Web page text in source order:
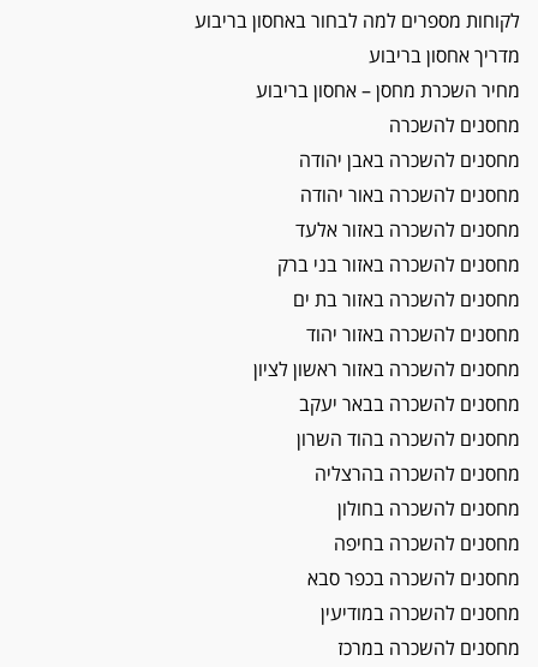
לקוחות מספרים למה לבחור באחסון בריבוע
מדריך אחסון בריבוע
מחיר השכרת מחסן – אחסון בריבוע
מחסנים להשכרה
מחסנים להשכרה באבן יהודה
מחסנים להשכרה באור יהודה
מחסנים להשכרה באזור אלעד
מחסנים להשכרה באזור בני ברק
מחסנים להשכרה באזור בת ים
מחסנים להשכרה באזור יהוד
מחסנים להשכרה באזור ראשון לציון
מחסנים להשכרה בבאר יעקב
מחסנים להשכרה בהוד השרון
מחסנים להשכרה בהרצליה
מחסנים להשכרה בחולון
מחסנים להשכרה בחיפה
מחסנים להשכרה בכפר סבא
מחסנים להשכרה במודיעין
מחסנים להשכרה במרכז